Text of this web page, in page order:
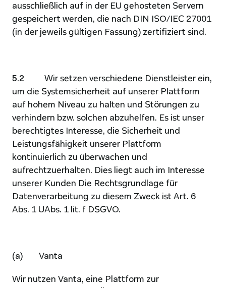
ausschließlich auf in der EU gehosteten Servern
gespeichert werden, die nach DIN ISO/IEC 27001
(in der jeweils gültigen Fassung) zertifiziert sind.
5.2 Wir setzen verschiedene Dienstleister ein,
um die Systemsicherheit auf unserer Plattform
auf hohem Niveau zu halten und Störungen zu
verhindern bzw. solchen abzuhelfen. Es ist unser
berechtigtes Interesse, die Sicherheit und
Leistungsfähigkeit unserer Plattform
kontinuierlich zu überwachen und
aufrechtzuerhalten. Dies liegt auch im Interesse
unserer Kunden Die Rechtsgrundlage für
Datenverarbeitung zu diesem Zweck ist Art. 6
Abs. 1 UAbs. 1 lit. f DSGVO.
(a)        Vanta
Wir nutzen Vanta, eine Plattform zur